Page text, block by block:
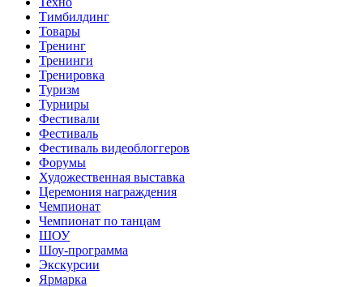
Тимбилдинг
Товары
Тренинг
Тренинги
Тренировка
Туризм
Турниры
Фестивали
Фестиваль
Фестиваль видеоблоггеров
Форумы
Художественная выставка
Церемония награждения
Чемпионат
Чемпионат по танцам
ШОУ
Шоу-программа
Экскурсии
Ярмарка